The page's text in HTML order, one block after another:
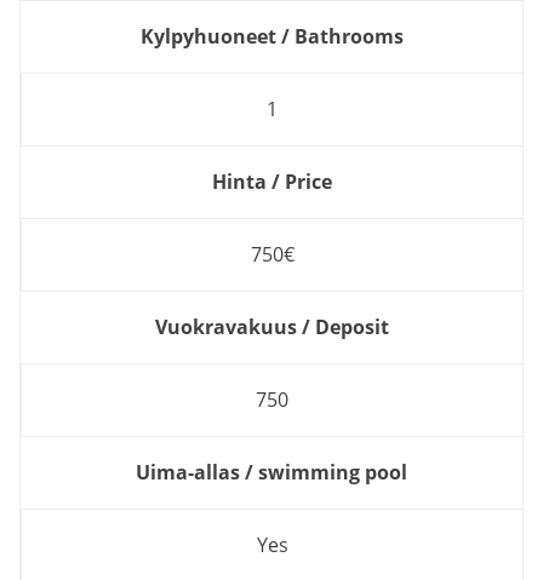
Kylpyhuoneet / Bathrooms
1
Hinta / Price
750€
Vuokravakuus / Deposit
750
Uima-allas / swimming pool
Yes